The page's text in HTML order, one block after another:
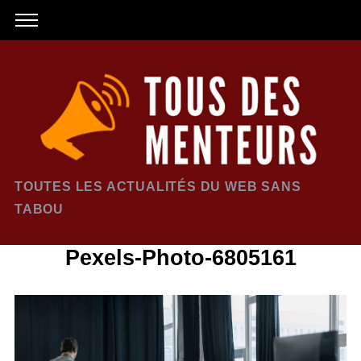
TOUTES LES ACTUALITÉS DU WEB SANS
TABOU
Pexels-Photo-6805161